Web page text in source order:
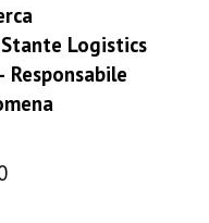
Stante Logistics
Responsabile